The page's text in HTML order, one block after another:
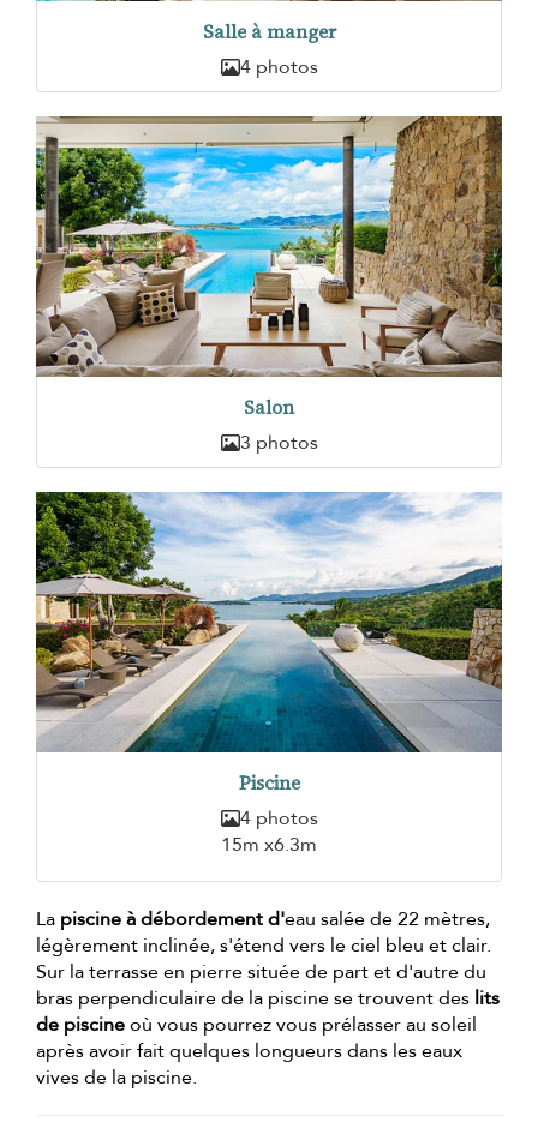
Salle à manger
4 photos
Salon
3 photos
Piscine
4 photos
15m x6.3m
La piscine à débordement d'eau salée de 22 mètres,
légèrement inclinée, s'étend vers le ciel bleu et clair.
Sur la terrasse en pierre située de part et d'autre du
bras perpendiculaire de la piscine se trouvent des lits
de piscineoù vous pourrez vous prélasser au soleil
après avoir fait quelques longueurs dans les eaux
vives de la piscine.